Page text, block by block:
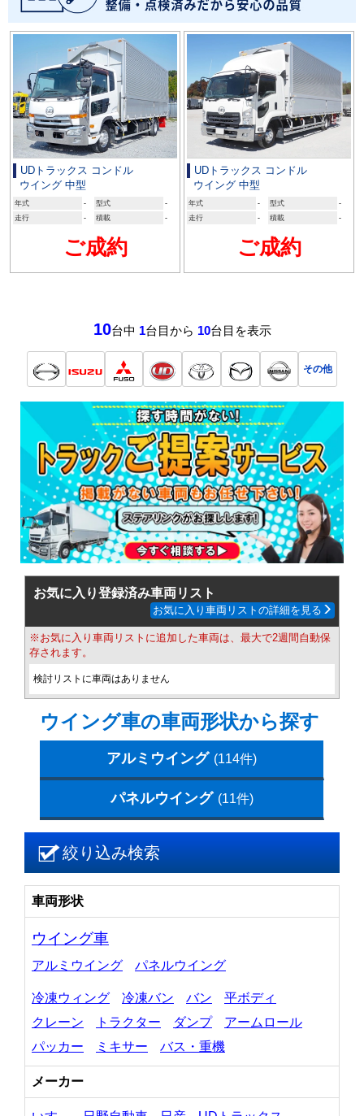
UDトラックス コンドル
ウイング 中型
年式 - 型式
-
走行
- 積載 -
ご成約
UDトラックス コンドル
ウイング 中型
年式 - 型式
-
走行
- 積載 -
ご成約
10台中 1台目から 10台目を表示
その他
お気に入り登録済み車両リスト
お気に入り車両リストの詳細を見る
※お気に入り車両リストに追加した車両は、最大で2週間自動保
存されます。
検討リストに車両はありません
ウイング車の車両形状から探す
アルミウイング (114件)
パネルウイング (11件)
絞り込み検索
車両形状
ウイング車
アルミウイング パネルウイング
冷凍ウィング 冷凍バン バン
平ボディ
クレーン
トラクター ダンプ
アームロール
パッカー
ミキサー バス・重機
メーカー